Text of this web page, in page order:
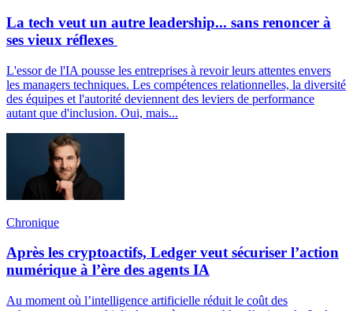
La tech veut un autre leadership... sans renoncer à
ses vieux réflexes
L'essor de l'IA pousse les entreprises à revoir leurs attentes envers
les managers techniques. Les compétences relationnelles, la diversité
des équipes et l'autorité deviennent des leviers de performance
autant que d'inclusion. Oui, mais...
Chronique
Après les cryptoactifs, Ledger veut sécuriser l’action
numérique à l’ère des agents IA
Au moment où l’intelligence artificielle réduit le coût des